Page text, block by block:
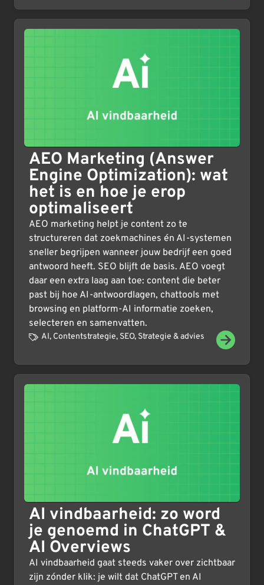
AEO Marketing (Answer
Engine Optimization): wat
het is en hoe je erop
optimaliseert
AEO marketing helpt je content zo te
structureren dat zoekmachines én AI-systemen
sneller begrijpen wanneer jouw bedrijf een goed
antwoord heeft. SEO blijft de basis. AEO voegt
daar een extra laag aan toe: content die beter
past bij hoe AI-antwoordlagen, chattools met
browsing en platform-AI informatie zoeken,
selecteren en samenvatten.
AI, Contentstrategie, SEO, Strategie & advies
AI vindbaarheid: zo word
je genoemd in ChatGPT &
AI Overviews
AI vindbaarheid gaat steeds vaker over zichtbaar
zijn zónder klik: je wilt dat ChatGPT en AI